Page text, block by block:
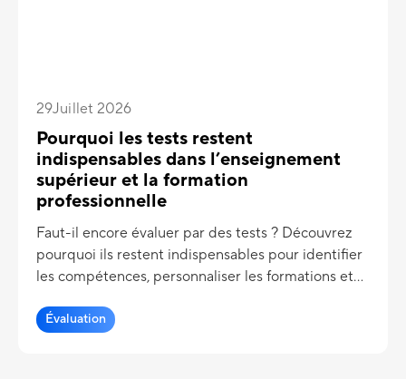
29Juillet 2026
Pourquoi les tests restent
indispensables dans l’enseignement
supérieur et la formation
professionnelle
Faut-il encore évaluer par des tests ? Découvrez
pourquoi ils restent indispensables pour identifier
les compétences, personnaliser les formations et
Évaluation